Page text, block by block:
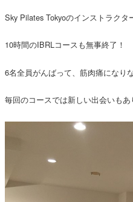
Sky Pilates Tokyoのインストラクタ
10時間のIBRLコースも無事終了！
6名全員がんばって、筋肉痛になり
毎回のコースでは新しい出会いもあ